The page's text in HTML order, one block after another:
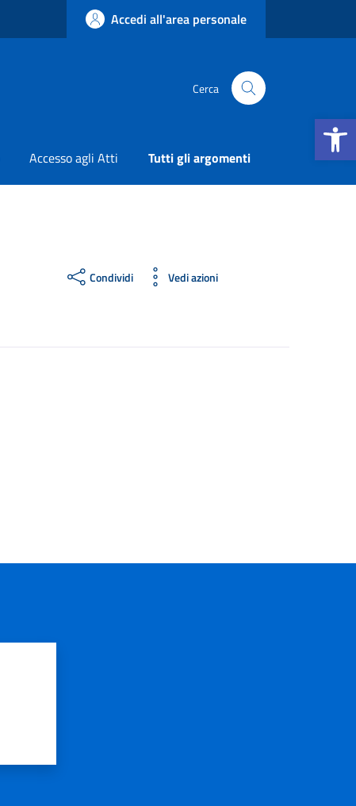
Accedi all'area personale
Cerca
Accesso agli Atti Tutti gli argomenti
Condividi Vedi azioni
Apri la